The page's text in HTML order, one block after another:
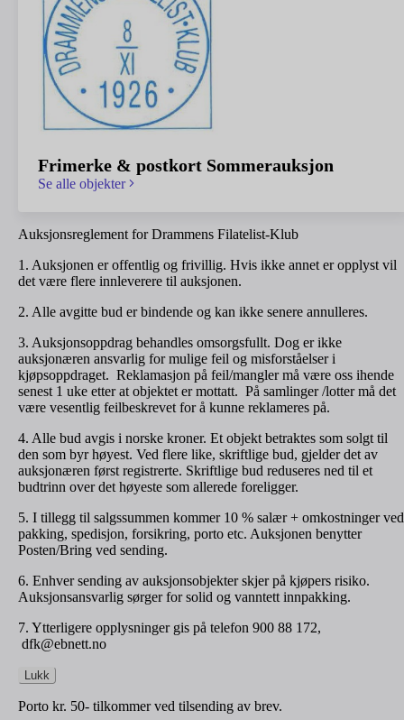
Frimerke & postkort Sommerauksjon
Se alle objekter
Auksjonsreglement for Drammens Filatelist-Klub
1. Auksjonen er offentlig og frivillig. Hvis ikke annet er opplyst vil
det være flere innleverere til auksjonen.
2. Alle avgitte bud er bindende og kan ikke senere annulleres.
3. Auksjonsoppdrag behandles omsorgsfullt. Dog er ikke
auksjonæren ansvarlig for mulige feil og misforståelser i
kjøpsoppdraget. Reklamasjon på feil/mangler må være oss ihende
senest 1 uke etter at objektet er mottatt. På samlinger /lotter må det
være vesentlig feilbeskrevet for å kunne reklameres på.
4. Alle bud avgis i norske kroner. Et objekt betraktes som solgt til
den som byr høyest. Ved flere like, skriftlige bud, gjelder det av
auksjonæren først registrerte. Skriftlige bud reduseres ned til et
budtrinn over det høyeste som allerede foreligger.
5. I tillegg til salgssummen kommer 10 % salær + omkostninger ved
pakking, spedisjon, forsikring, porto etc. Auksjonen benytter
Posten/Bring ved sending.
6. Enhver sending av auksjonsobjekter skjer på kjøpers risiko.
Auksjonsansvarlig sørger for solid og vanntett innpakking.
7. Ytterligere opplysninger gis på telefon 900 88 172,
dfk@ebnett.no
Lukk
Porto kr. 50- tilkommer ved tilsending av brev.